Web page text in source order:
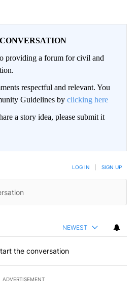
providing a forum for civil and
respectful and relevant. You
Guidelines by clicking here
a story idea, please submit it
LOG IN SIGN UP
NEWEST
the conversation
ADVERTISEMENT